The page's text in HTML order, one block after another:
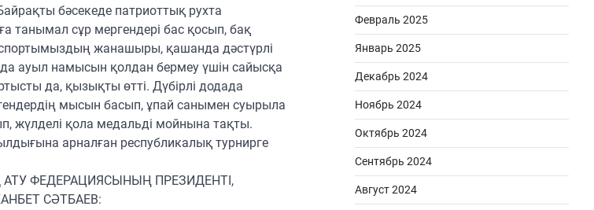
бәсекеде патриоттық рухта
танымал сұр мергендері бас қосып, бақ
спортымыздың жанашыры, қашанда дәстүрлі
ауыл намысын қолдан бермеу үшін сайысқа
да, қызықты өтті. Дүбірлі додада
мысын басып, ұпай санымен суырыла
жүлделі қола медальді мойнына тақты.
арналған республикалық турнирге
АТУ ФЕДЕРАЦИЯСЫНЫҢ ПРЕЗИДЕНТІ,
СӘТБАЕВ:
Февраль 2025
Январь 2025
Декабрь 2024
Ноябрь 2024
Октябрь 2024
Сентябрь 2024
Август 2024